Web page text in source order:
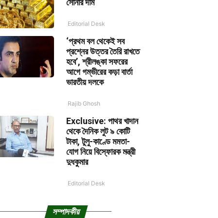
সোনার দাম
Editorial Desk
‘প্রথম বল থেকেই সব
প্রশ্নের উত্তর তৈরি রাখতে
হবে’, শ্রীলঙ্কা সফরের
আগে গম্ভীরের কড়া বার্তা
ভারতীয় দলকে
Rajib Ghosh
Exclusive: পাথর খাদান
থেকে দৈনিক লুট ৯ কোটি
টাকা, টুলু-কাণ্ডে মমতা-
যোগ নিয়ে বিস্ফোরক মন্ত্রী
দুধকুমার
Editorial Desk
সম্পাদকীয়